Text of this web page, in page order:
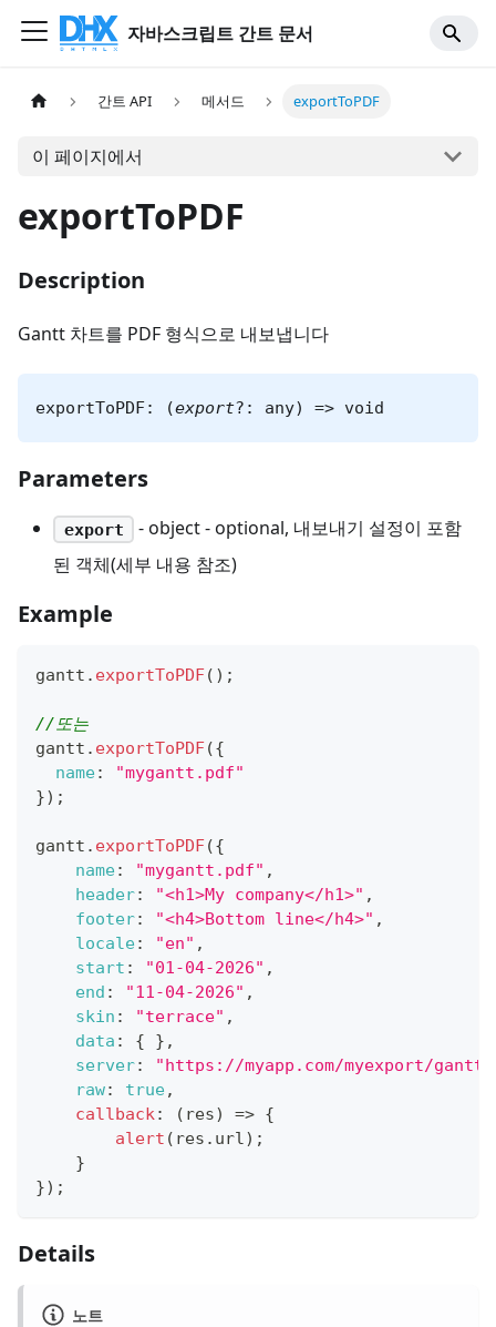
자바스크립트 간트 문서
간트 API 메서드 exportToPDF
이 페이지에서
exportToPDF
Description
Gantt 차트를 PDF 형식으로 내보냅니다
exportToPDF: (export?: any) => void
Parameters
export
- object - optional, 내보내기 설정이 포함
된 객체(세부 내용 참조)
Example
gantt . exportToPDF( ) ;
//또는
gantt . exportToPDF({
name:
"mygantt.pdf"
}) ;
gantt . exportToPDF({
name: "mygantt.pdf" ,
header: "<h1>My company</h1>" ,
footer: "<h4>Bottom line</h4>" ,
locale: "en" ,
start : "01-04-2026" ,
end : "11-04-2026" ,
skin : "terrace" ,
data : { } ,
server: "https://myapp.com/myexport/gantt"
raw: true,
callback: ( res) => {
alert ( res . url) ;
}
}) ;
Details
노트